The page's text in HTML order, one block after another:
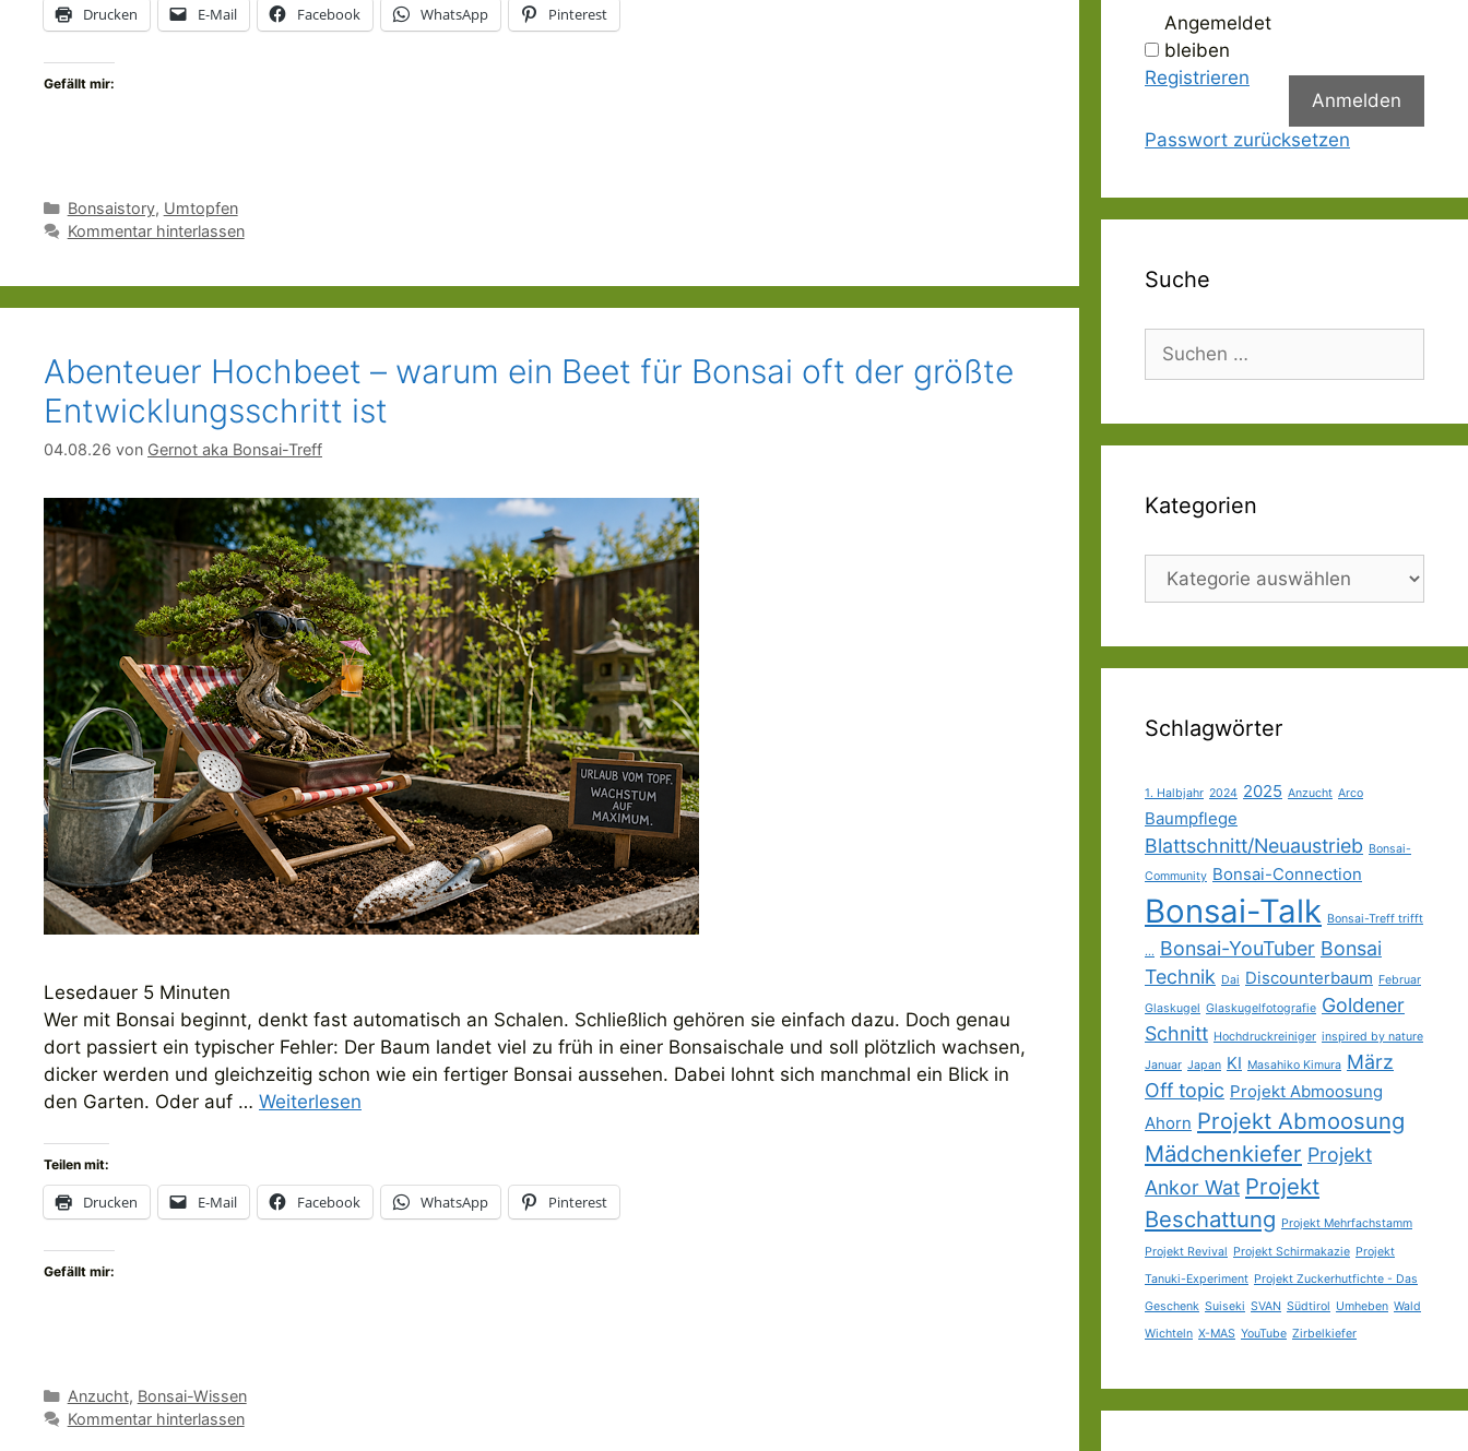
Drucken E-Mail Facebook WhatsApp Pinterest
Gefällt mir:
Kategorien
Bonsaistory, Umtopfen
Kommentar hinterlassen
Abenteuer Hochbeet – warum ein Beet für Bonsai oft der größte
Entwicklungsschritt ist
04.08.26 von Gernot aka Bonsai-Treff
Lesedauer 5 Minuten
Wer mit Bonsai beginnt, denkt fast automatisch an Schalen. Schließlich gehören sie einfach dazu. Doch genau
dort passiert ein typischer Fehler: Der Baum landet viel zu früh in einer Bonsaischale und soll plötzlich wachsen,
dicker werden und gleichzeitig schon wie ein fertiger Bonsai aussehen. Dabei lohnt sich manchmal ein Blick in
den Garten. Oder auf … Weiterlesen
Teilen mit:
Drucken E-Mail Facebook WhatsApp Pinterest
Gefällt mir:
Kategorien
Anzucht, Bonsai-Wissen
Kommentar hinterlassen
Angemeldet
bleiben
Anmelden
Registrieren
Passwort zurücksetzen
Suche
Suchen
nach:
Kategorien
Kategorien
Schlagwörter
1. Halbjahr 2024 2025 Anzucht Arco
Baumpflege
Blattschnitt/Neuaustrieb Bonsai-
Community Bonsai-Connection
Bonsai-Talk Bonsai-Treff trifft
... Bonsai-YouTuber Bonsai
Technik Dai Discounterbaum Februar
Glaskugel Glaskugelfotografie Goldener
Schnitt Hochdruckreiniger inspired by nature
Januar Japan KI Masahiko Kimura März
Off topic Projekt Abmoosung
Ahorn Projekt Abmoosung
Mädchenkiefer Projekt
Ankor Wat Projekt
Beschattung Projekt Mehrfachstamm
Projekt Revival Projekt Schirmakazie Projekt
Tanuki-Experiment Projekt Zuckerhutfichte - Das
Geschenk Suiseki SVAN Südtirol Umheben Wald
Wichteln X-MAS YouTube Zirbelkiefer